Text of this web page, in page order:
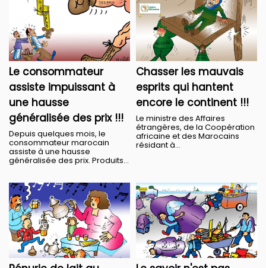
Le consommateur
assiste impuissant à
une hausse
généralisée des prix !!!
Depuis quelques mois, le
consommateur marocain
assiste à une hausse
généralisée des prix. Produits...
Chasser les mauvais
esprits qui hantent
encore le continent !!!
Le ministre des Affaires
étrangères, de la Coopération
africaine et des Marocains
résidant à...